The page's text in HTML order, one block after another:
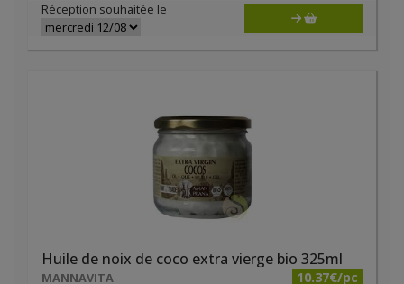
Réception souhaitée le
Huile de noix de coco extra vierge bio 325ml
MANNAVITA 10.37€/pc